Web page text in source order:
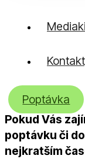
Poptávka
Pokud Vás
poptávku či
nejkratším